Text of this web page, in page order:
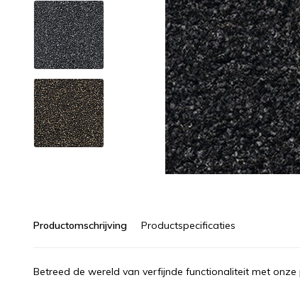
Productomschrijving Productspecificaties
Betreed de wereld van verfijnde functionaliteit met